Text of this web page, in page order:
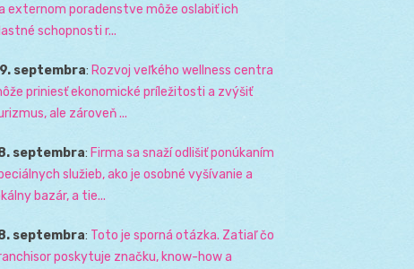
externom poradenstve môže oslabiť ich
schopnosti r...
septembra: Rozvoj veľkého wellness centra
priniesť ekonomické príležitosti a zvýšiť
ale zároveň ...
septembra: Firma sa snaží odlišiť ponúkaním
služieb, ako je osobné vyšívanie a
bazár, a tie...
septembra: Toto je sporná otázka. Zatiaľ čo
poskytuje značku, know-how a